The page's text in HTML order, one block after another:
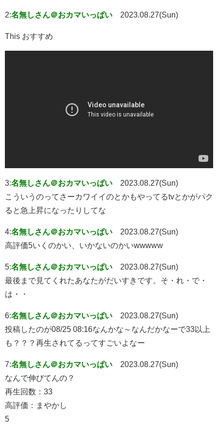
2:名無しさん＠おカマいっぱい 2023.08.27(Sun)
This おすすめ
3:名無しさん＠おカマいっぱい
2023.08.27(Sun)
こういうのってさーカワイイのとかもやってるtvとかがパク
ると急上昇になったりしてな
4:名無しさん＠おカマいっぱい
2023.08.27(Sun)
高評価5いくのかい、いかないのかいwwwww
5:名無しさん＠おカマいっぱい
2023.08.27(Sun)
最後まで見てくれたあなたがだいすきです。そ・れ・で・
は・・
6:名無しさん＠おカマいっぱい
2023.08.27(Sun)
投稿したのが08/25 08:16なんかな～なんだかなーで33以上
も？？？再生されてるってすごいよなー
7:名無しさん＠おカマいっぱい
2023.08.27(Sun)
なんで伸びてんの？
再生回数：33
高評価：まやかし
5